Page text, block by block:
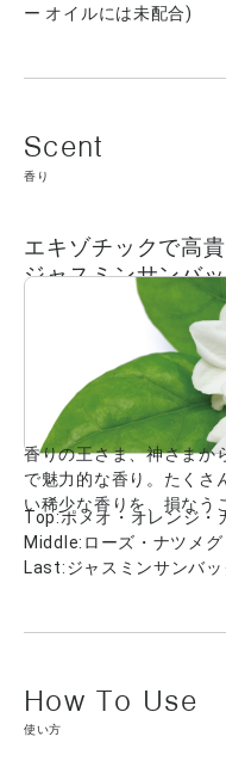
ー オイルには未配合)
香り
エキゾチックで高
ジャスミンサンバ
香りの王さま、神さまか
で魅力的な香り。たくさ
い稀少な香りを、損なう
Top:ポメオ・オレンジ・
Middle:ローズ・ナツメ
Last:ジャスミンサンバ
使い方